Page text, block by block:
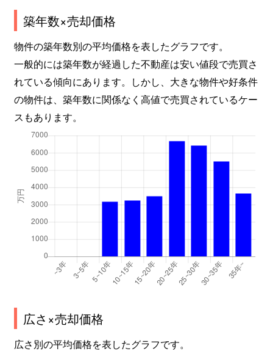
築年数×売却価格
物件の築年数別の平均価格を表したグラフです。
一般的には築年数が経過した不動産は安い値段で売買さ
れている傾向にあります。しかし、大きな物件や好条件
の物件は、築年数に関係なく高値で売買されているケー
スもあります。
広さ×売却価格
広さ別の平均価格を表したグラフです。